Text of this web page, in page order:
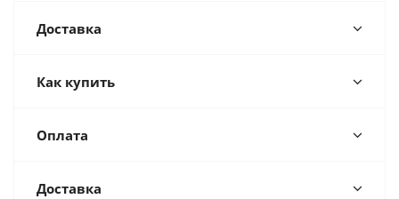
Доставка
Как купить
Оплата
Доставка